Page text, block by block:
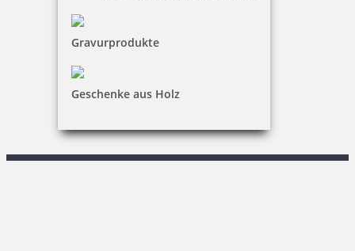
Gravurprodukte
Geschenke aus Holz
KONTAKT
Stempel & Schilder Rudolf Schmorrde GmbH & Co. KG
03585 / 86 78-0